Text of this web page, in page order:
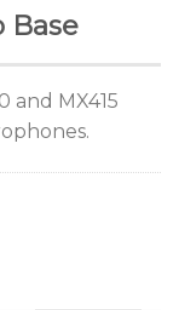
Base
and MX415